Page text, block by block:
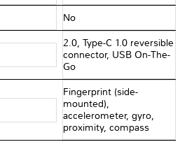
No
2.0, Type-C 1.0 reversible
connector, USB On-The-
Go
Fingerprint (side-
mounted),
accelerometer, gyro,
proximity, compass